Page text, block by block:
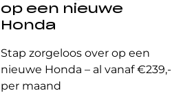
op een nieuwe
Honda
Stap zorgeloos over op een
nieuwe Honda – al vanaf €239,-
per maand